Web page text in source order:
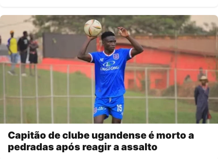
Capitão de clube ugandense é morto a
pedradas após reagir a assalto